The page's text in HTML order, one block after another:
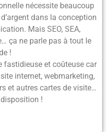
nécessite beaucoup
dans la conception
Mais SEO, SEA,
ça ne parle pas à tout le
!
fastidieuse et coûteuse car
site internet, webmarketing,
et autres cartes de visite…
!